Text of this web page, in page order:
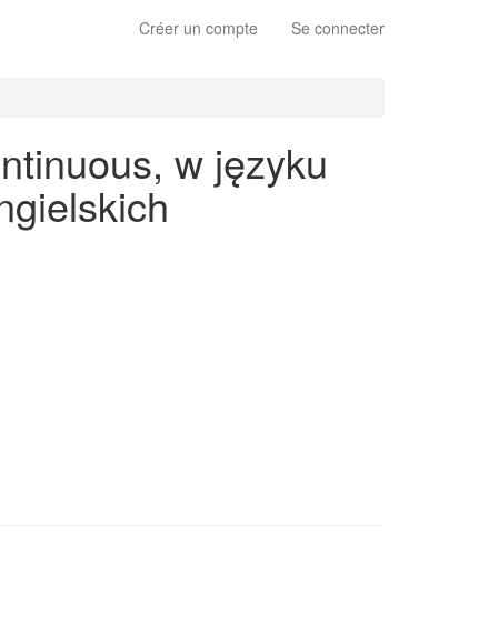
Créer un compte Se connecter
w języku